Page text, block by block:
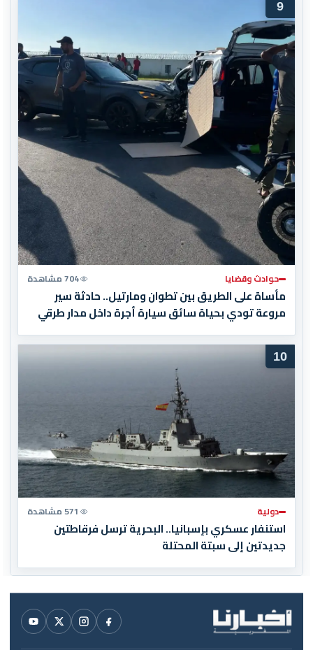
9
حوادث وقضايا 704 مشاهدة
مأساة على الطريق بين تطوان ومارتيل.. حادثة سير
مروعة تودي بحياة سائق سيارة أجرة داخل مدار طرقي
10
دولية 571 مشاهدة
استنفار عسكري بإسبانيا.. البحرية ترسل فرقاطتين
جديدتين إلى سبتة المحتلة